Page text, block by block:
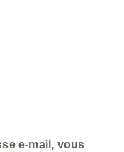
e-mail, vous